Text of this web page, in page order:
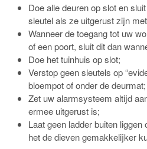
Doe alle deuren op slot en
sleutel als ze uitgerust zijn
Wanneer de toegang tot uw
of een poort, sluit dit dan
Doe het tuinhuis op slot;
Verstop geen sleutels op
bloempot of onder de deurmat;
Zet uw alarmsysteem altijd
ermee uitgerust is;
Laat geen ladder buiten
het de dieven gemakkelijker